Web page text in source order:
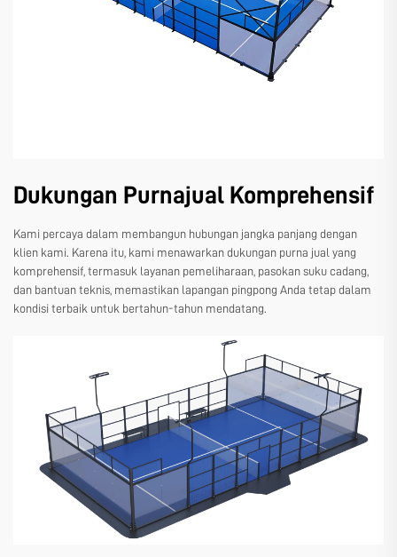
Dukungan Purnajual Komprehensif
Kami percaya dalam membangun hubungan jangka panjang dengan
klien kami. Karena itu, kami menawarkan dukungan purna jual yang
komprehensif, termasuk layanan pemeliharaan, pasokan suku cadang,
dan bantuan teknis, memastikan lapangan pingpong Anda tetap dalam
kondisi terbaik untuk bertahun-tahun mendatang.